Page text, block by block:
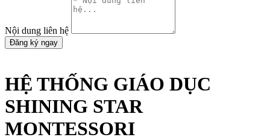
Nội dung liên hệ
Đăng ký ngay
HỆ THỐNG GIÁO DỤC
SHINING STAR
MONTESSORI